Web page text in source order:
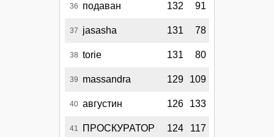
36 подаван 132 91
37 jasasha 131 78
38 torie 131 80
39 massandra 129 109
40 августин 126 133
41 ПРОСКУРАТОР 124 117